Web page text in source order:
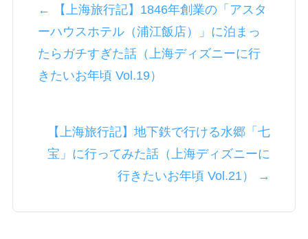
← 【上海旅行記】1846年創業の「アスタ
ーハウスホテル（‪浦江飯店‬）」に泊まっ
たらガチすぎた話（上海ディズニーに行
きたいお年頃 Vol.19）
【上海旅行記】地下鉄で行ける水郷「七
宝」に行ってみた話（上海ディズニーに
行きたいお年頃 Vol.21） →